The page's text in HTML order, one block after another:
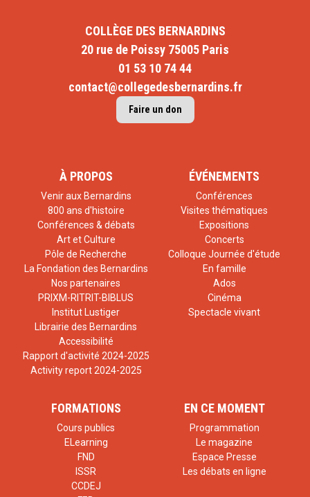
COLLÈGE DES BERNARDINS
20 rue de Poissy 75005 Paris
01 53 10 74 44
contact@collegedesbernardins.fr
Faire un don
À PROPOS
Venir aux Bernardins
800 ans d'histoire
Conférences & débats
Art et Culture
Pôle de Recherche
La Fondation des Bernardins
Nos partenaires
PRIXM-RITRIT-BIBLUS
Institut Lustiger
Librairie des Bernardins
Accessibilité
Rapport d'activité 2024-2025
Activity report 2024-2025
ÉVÉNEMENTS
Conférences
Visites thématiques
Expositions
Concerts
Colloque Journée d'étude
En famille
Ados
Cinéma
Spectacle vivant
FORMATIONS
Cours publics
ELearning
FND
ISSR
CCDEJ
EN CE MOMENT
Programmation
Le magazine
Espace Presse
Les débats en ligne